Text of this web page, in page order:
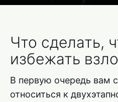
Что сделать,
избежать
В первую очередь вам
относиться к